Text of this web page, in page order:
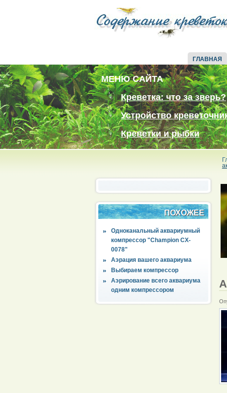
ГЛАВНАЯ
МЕНЮ САЙТА
Креветка: что за зверь?
Устройство
Креветки и рыбки
ПОХОЖЕЕ
Одноканальный аквариумный
компрессор "Champion CX-
0078"
Аэрация вашего аквариума
Выбираем компрессор
Аэрирование всего аквариума
одним компрессором